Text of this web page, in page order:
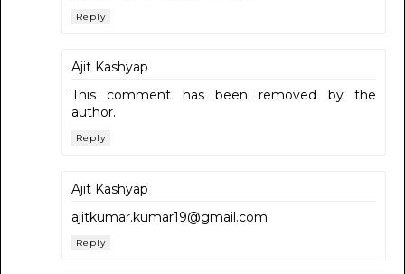
Reply
Ajit Kashyap
This comment has been removed by the
author.
Reply
Ajit Kashyap
ajitkumar.kumar19@gmail.com
Reply